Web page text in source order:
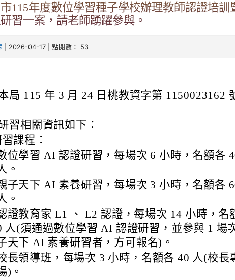
115年度數位學習種子學校辦理教師認證培
習一案，請老師踴躍參與。
| 2026-04-17 | 點閱數： 53
局 115 年 3 月 24 日桃教資字第 1150023162
習相關資訊如下：
課程：
位學習 AI 認證研習，每場次 6 小時，名額各
。
子天下 AI 素養研習，每場次 3 小時，名額各
。
證教育家 L1 、 L2 認證，每場次 14 小時，名
人(須通過數位學習 AI 認證研習，並參與 1 場
天下 AI 素養研習者，方可報名)。
長領導班，每場次 3 小時，名額各 40 人(校長
)。